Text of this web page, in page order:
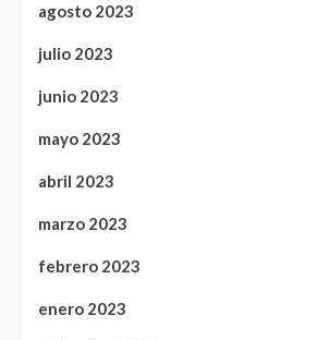
agosto 2023
julio 2023
junio 2023
mayo 2023
abril 2023
marzo 2023
febrero 2023
enero 2023